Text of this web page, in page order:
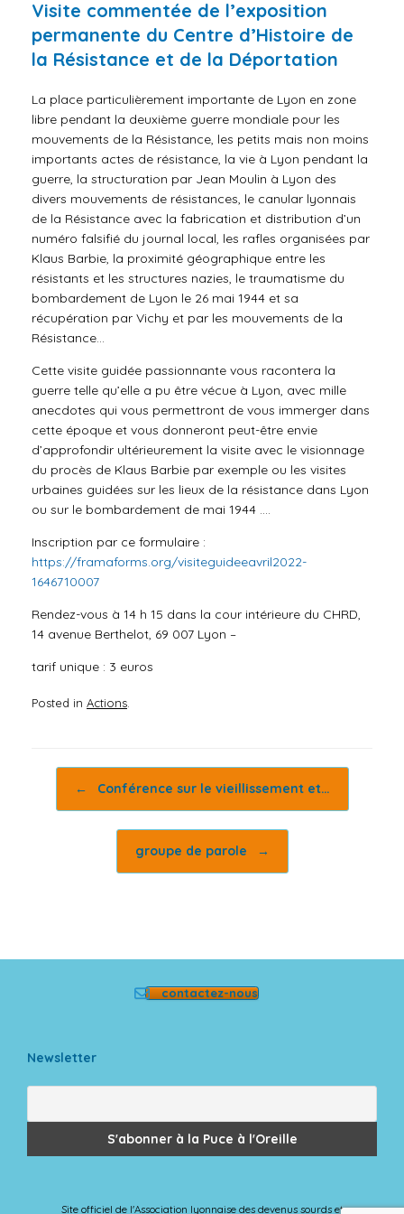
Visite commentée de l’exposition
permanente du Centre d’Histoire de
la Résistance et de la Déportation
La place particulièrement importante de Lyon en zone
libre pendant la deuxième guerre mondiale pour les
mouvements de la Résistance, les petits mais non moins
importants actes de résistance, la vie à Lyon pendant la
guerre, la structuration par Jean Moulin à Lyon des
divers mouvements de résistances, le canular lyonnais
de la Résistance avec la fabrication et distribution d’un
numéro falsifié du journal local, les rafles organisées par
Klaus Barbie, la proximité géographique entre les
résistants et les structures nazies, le traumatisme du
bombardement de Lyon le 26 mai 1944 et sa
récupération par Vichy et par les mouvements de la
Résistance…
Cette visite guidée passionnante vous racontera la
guerre telle qu’elle a pu être vécue à Lyon, avec mille
anecdotes qui vous permettront de vous immerger dans
cette époque et vous donneront peut-être envie
d’approfondir ultérieurement la visite avec le visionnage
du procès de Klaus Barbie par exemple ou les visites
urbaines guidées sur les lieux de la résistance dans Lyon
ou sur le bombardement de mai 1944 ….
Inscription par ce formulaire :
https://framaforms.org/visiteguideeavril2022-
1646710007
Rendez-vous à 14 h 15 dans la cour intérieure du CHRD,
14 avenue Berthelot, 69 007 Lyon –
tarif unique : 3 euros
Posted in Actions
← Conférence sur le vieillissement et…
groupe de parole →
contactez-nous
Newsletter
Site officiel de l'Association lyonnaise des devenus sourds et